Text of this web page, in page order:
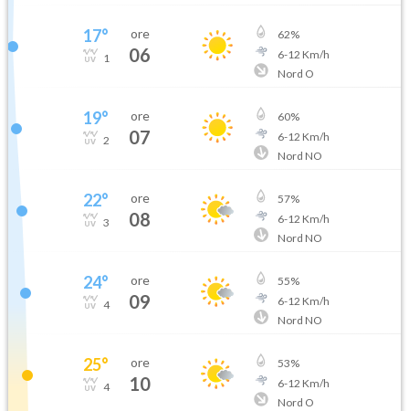
17°
1
ore
06
62%
6-12 Km/h
Nord O
19°
2
ore
07
60%
6-12 Km/h
Nord NO
22°
3
ore
08
57%
6-12 Km/h
Nord NO
24°
4
ore
09
55%
6-12 Km/h
Nord NO
25°
4
ore
10
53%
6-12 Km/h
Nord O